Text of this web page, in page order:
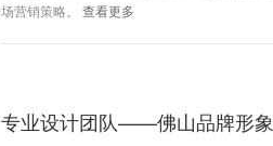
场营销策略。查看更多